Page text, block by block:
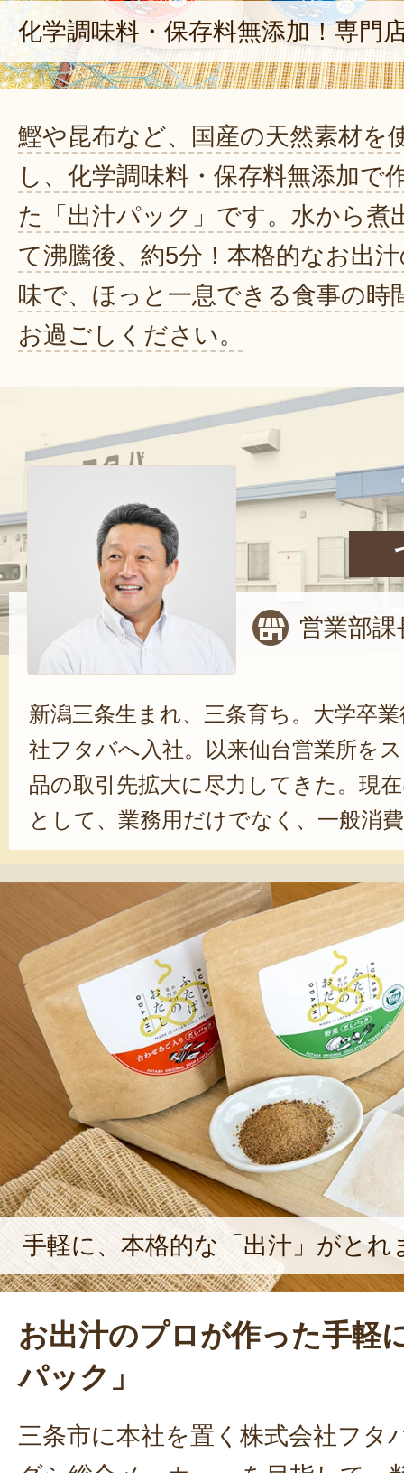
化学調味料・保存料無添加！専門
鰹や昆布など、国産の天然素材を
し、化学調味料・保存料無添加で
た「出汁パック」です。水から煮
て沸騰後、約5分！本格的なお出
味で、ほっと一息できる食事の時
お過ごしください。
営業部
新潟三条生まれ、三条育ち。大学卒
社フタバへ入社。以来仙台営業所を
品の取引先拡大に尽力してきた。現
として、業務用だけでなく、一般消
も尽力している。取材の中で、その
商品への自信が伝わってきた。
手軽に、本格的な「出汁」がとれ
お出汁のプロが作った手軽
パック」
三条市に本社を置く株式会社フタ